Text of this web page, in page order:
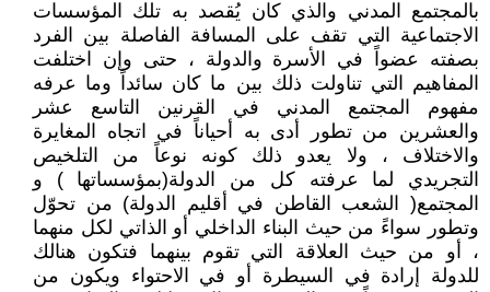
بالمجتمع المدني والذي كان يُقصد به تلك المؤسسات
الاجتماعية التي تقف على المسافة الفاصلة بين الفرد
بصفته عضواً في الأسرة والدولة ، حتى وإن اختلفت
المفاهيم التي تناولت ذلك بين ما كان سائداً وما عرفه
مفهوم المجتمع المدني في القرنين التاسع عشر
والعشرين من تطور أدى به أحياناً في اتجاه المغايرة
والاختلاف ، ولا يعدو ذلك كونه نوعاً من التلخيص
التجريدي لما عرفته كل من الدولة(بمؤسساتها ) و
المجتمع( الشعب القاطن في أقليم الدولة) من تحوّل
وتطور سواءً من حيث البناء الداخلي أو الذاتي لكل منهما
، أو من حيث العلاقة التي تقوم بينهما فتكون هنالك
للدولة إرادة في السيطرة أو في الاحتواء ويكون من